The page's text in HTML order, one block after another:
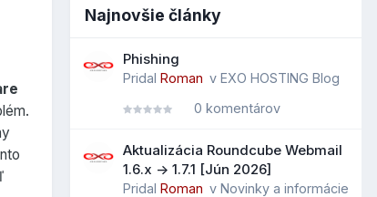
Najnovšie články
Phishing
Pridal Roman v EXO HOSTING Blog
0 komentárov
Aktualizácia Roundcube Webmail
1.6.x -> 1.7.1 [Jún 2026]
Pridal Roman v Novinky a informácie